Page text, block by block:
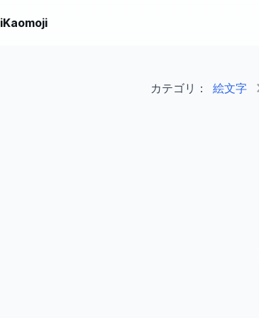
iKaomoji
カテゴリ： 絵文字